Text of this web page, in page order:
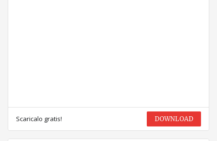
Scaricalo gratis! DOWNLOAD